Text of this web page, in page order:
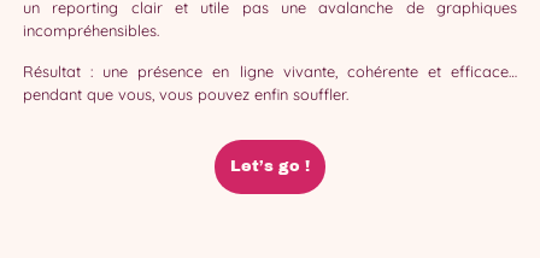
un reporting clair et utile pas une avalanche de graphiques
incompréhensibles.
Résultat : une présence en ligne vivante, cohérente et efficace…
pendant que vous, vous pouvez enfin souffler.
Let’s go !